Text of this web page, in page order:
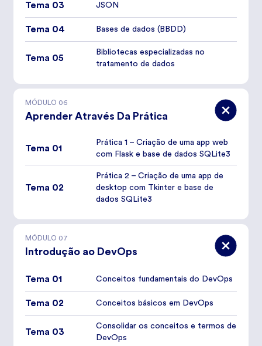
Tema 03 JSON
Tema 04 Bases de dados (BBDD)
Tema 05
Bibliotecas especializadas no
tratamento de dados
MÓDULO 06
Aprender Através Da Prática
Tema 01
Prática 1 – Criação de uma app web
com Flask e base de dados SQLite3
Tema 02
Prática 2 – Criação de uma app de
desktop com Tkinter e base de
dados SQLite3
MÓDULO 07
Introdução ao DevOps
Tema 01 Conceitos fundamentais do DevOps
Tema 02 Conceitos básicos em DevOps
Tema 03
Consolidar os conceitos e termos de
DevOps